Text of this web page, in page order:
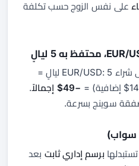
على نفس الزوج حسب تكلفة
لو فرض الوسيط −7$/ليلة على شراء EUR/USD: 5 ليالٍ =
−49$ إجمالاً
.
سوينج بسرعة.
سواب)
برسم إداري ثابت بعد